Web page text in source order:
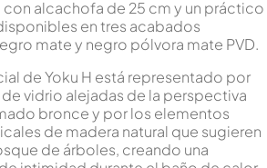
alcachofa de 25 cm y un práctico
en tres acabados
mate y negro pólvora mate PVD.
de Yoku H está representado por
vidrio alejadas de la perspectiva
bronce y por los elementos
de madera natural que sugieren
de árboles, creando una